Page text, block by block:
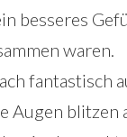
besseres
waren.
fantastisch
blitzen